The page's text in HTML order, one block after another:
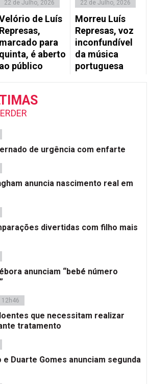
22 de Julho, 2026
de Luís
Represas,
marcado para
quinta, é aberto
ao público
22 de Julho, 2026
Morreu Luís
Represas, voz
inconfundível
da música
portuguesa
de urgência com enfarte
anuncia nascimento real em
divertidas com filho mais
anunciam “bebé número
12h46
que necessitam realizar
tratamento
e Duarte Gomes anunciam segunda